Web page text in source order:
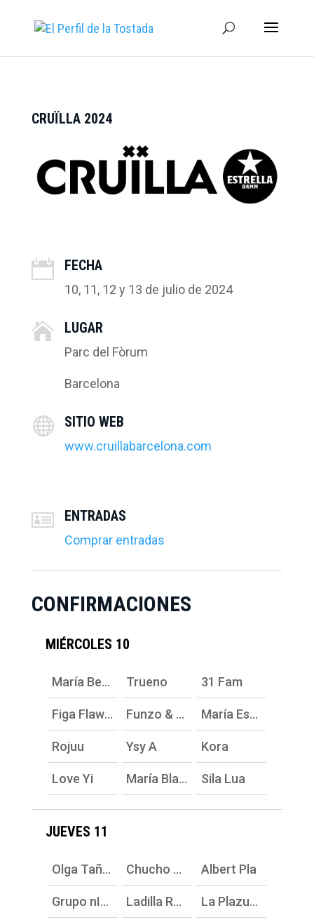
CRUÏLLA 2024
 FECHA
10, 11, 12 y 13 de julio de 2024
 LUGAR
Parc del Fòrum
Barcelona
 SITIO WEB
www.cruillabarcelona.com
 ENTRADAS
Comprar entradas
CONFIRMACIONES
MIÉRCOLES 10
María Becerra Trueno 31 Fam
Figa Flawas Funzo & Baby Loud María Escarmiento
Rojuu Ysy A Kora
Love Yi María Blaya Sila Lua
JUEVES 11
Olga Tañón Chucho Valdés: Irakre 50 Albert Pla
Grupo nICH Ladilla Rusa La Plazuela